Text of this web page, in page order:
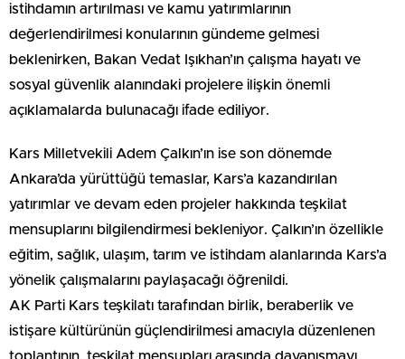
istihdamın artırılması ve kamu yatırımlarının
değerlendirilmesi konularının gündeme gelmesi
beklenirken, Bakan Vedat Işıkhan’ın çalışma hayatı ve
sosyal güvenlik alanındaki projelere ilişkin önemli
açıklamalarda bulunacağı ifade ediliyor.
Kars Milletvekili Adem Çalkın’ın ise son dönemde
Ankara’da yürüttüğü temaslar, Kars’a kazandırılan
yatırımlar ve devam eden projeler hakkında teşkilat
mensuplarını bilgilendirmesi bekleniyor. Çalkın’ın özellikle
eğitim, sağlık, ulaşım, tarım ve istihdam alanlarında Kars’a
yönelik çalışmalarını paylaşacağı öğrenildi.
AK Parti Kars teşkilatı tarafından birlik, beraberlik ve
istişare kültürünün güçlendirilmesi amacıyla düzenlenen